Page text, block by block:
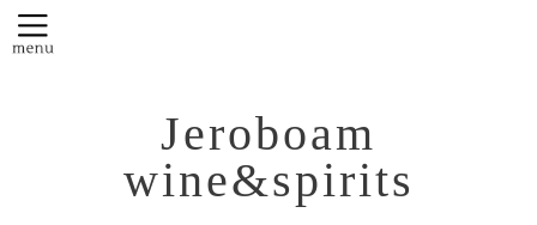
Jeroboam
wine&spirits